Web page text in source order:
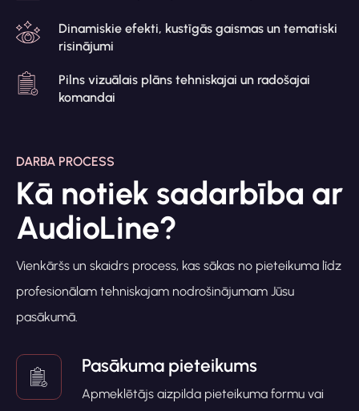
Dinamiskie efekti, kustīgās gaismas un tematiski
risinājumi
Pilns vizuālais plāns tehniskajai un radošajai
komandai
DARBA PROCESS
Kā notiek sadarbība ar
AudioLine?
Vienkāršs un skaidrs process, kas sākas no pieteikuma līdz
profesionālam tehniskajam nodrošinājumam Jūsu
pasākumā.
Pasākuma pieteikums
Apmeklētājs aizpilda pieteikuma formu vai